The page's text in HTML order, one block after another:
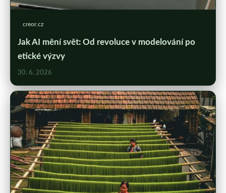
creor.cz
Jak AI mění svět: Od revoluce v modelování po
etické výzvy
30. 6. 2026